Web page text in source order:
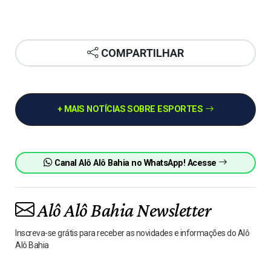
COMPARTILHAR
+ MAIS NOTÍCIAS SOBRE ESPORTES
Canal Alô Alô Bahia no WhatsApp! Acesse
Alô Alô Bahia Newsletter
Inscreva-se grátis para receber as novidades e informações do Alô
Alô Bahia